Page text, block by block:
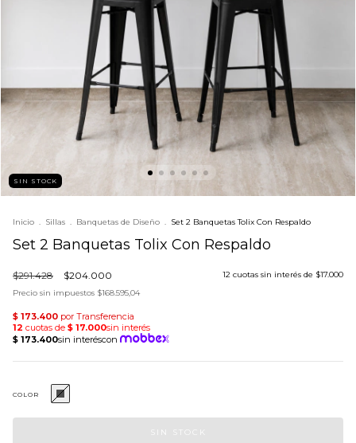
SIN STOCK
Inicio . Sillas . Banquetas de Diseño . Set 2 Banquetas Tolix Con Respaldo
Set 2 Banquetas Tolix Con Respaldo
$291.428 $204.000 12 cuotas sin interés de $17.000
Precio sin impuestos $168.595,04
COLOR